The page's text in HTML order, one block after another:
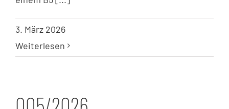
3. März 2026
Weiterlesen